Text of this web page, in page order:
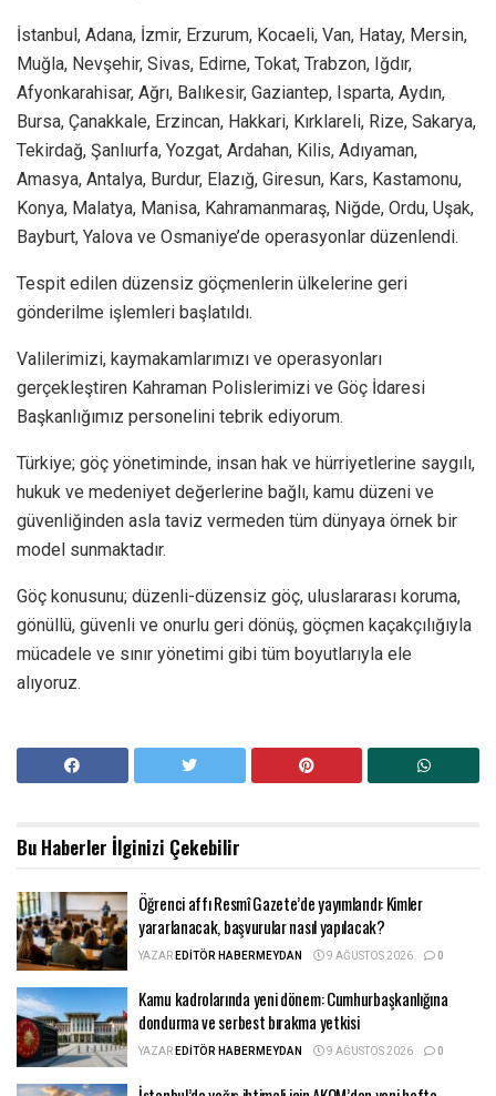
İstanbul, Adana, İzmir, Erzurum, Kocaeli, Van, Hatay, Mersin,
Muğla, Nevşehir, Sivas, Edirne, Tokat, Trabzon, Iğdır,
Afyonkarahisar, Ağrı, Balıkesir, Gaziantep, Isparta, Aydın,
Bursa, Çanakkale, Erzincan, Hakkari, Kırklareli, Rize, Sakarya,
Tekirdağ, Şanlıurfa, Yozgat, Ardahan, Kilis, Adıyaman,
Amasya, Antalya, Burdur, Elazığ, Giresun, Kars, Kastamonu,
Konya, Malatya, Manisa, Kahramanmaraş, Niğde, Ordu, Uşak,
Bayburt, Yalova ve Osmaniye’de operasyonlar düzenlendi.
Tespit edilen düzensiz göçmenlerin ülkelerine geri
gönderilme işlemleri başlatıldı.
Valilerimizi, kaymakamlarımızı ve operasyonları
gerçekleştiren Kahraman Polislerimizi ve Göç İdaresi
Başkanlığımız personelini tebrik ediyorum.
Türkiye; göç yönetiminde, insan hak ve hürriyetlerine saygılı,
hukuk ve medeniyet değerlerine bağlı, kamu düzeni ve
güvenliğinden asla taviz vermeden tüm dünyaya örnek bir
model sunmaktadır.
Göç konusunu; düzenli-düzensiz göç, uluslararası koruma,
gönüllü, güvenli ve onurlu geri dönüş, göçmen kaçakçılığıyla
mücadele ve sınır yönetimi gibi tüm boyutlarıyla ele
alıyoruz.
Bu Haberler İlginizi Çekebilir
Öğrenci affı Resmî Gazete’de yayımlandı: Kimler
yararlanacak, başvurular nasıl yapılacak?
YAZAREDITÖR HABERMEYDAN 9 AĞUSTOS 2026 0
Kamu kadrolarında yeni dönem: Cumhurbaşkanlığına
dondurma ve serbest bırakma yetkisi
YAZAREDITÖR HABERMEYDAN 9 AĞUSTOS 2026 0